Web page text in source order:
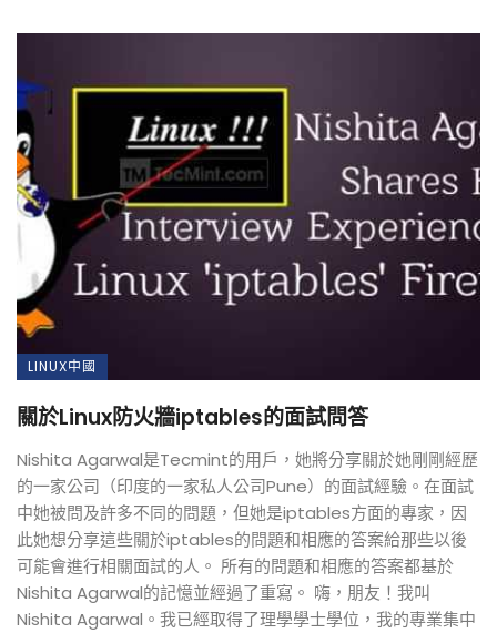
LINUX中國
關於Linux防火牆iptables的面試問答
Nishita Agarwal是Tecmint的用戶，她將分享關於她剛剛經歷
的一家公司（印度的一家私人公司Pune）的面試經驗。在面試
中她被問及許多不同的問題，但她是iptables方面的專家，因
此她想分享這些關於iptables的問題和相應的答案給那些以後
可能會進行相關面試的人。 所有的問題和相應的答案都基於
Nishita Agarwal的記憶並經過了重寫。 嗨，朋友！我叫
Nishita Agarwal。我已經取得了理學學士學位，我的專業集中